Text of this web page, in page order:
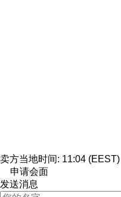
卖方当地时间: 11:04 (EEST)
申请会面
发送消息